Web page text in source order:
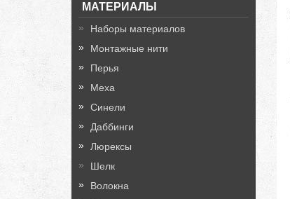
МАТЕРИАЛЫ
Наборы материалов
Монтажные нити
Перья
Меха
Синели
Даббинги
Люрексы
Шелк
Волокна